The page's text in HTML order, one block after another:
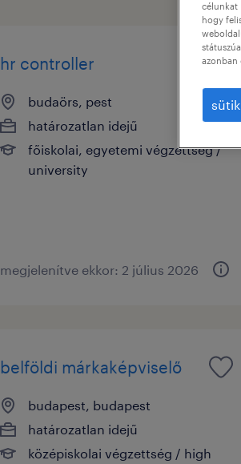
hr controller
budaörs, pest
határozatlan idejű
főiskolai, egyetemi végzettség /
university
megjelenítve ekkor: 2 július 2026
belföldi márkaképviselő
budapest, budapest
határozatlan idejű
középiskolai végzettség / high
célunkat
hogy
azonban